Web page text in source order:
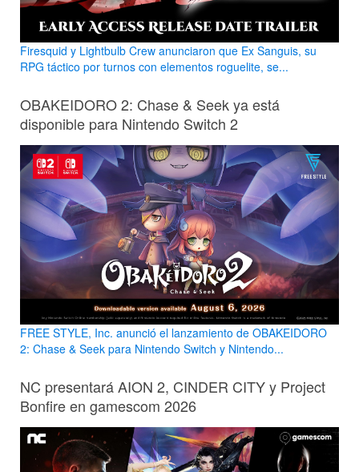
Firesquid y Lightbulb Crew anunciaron que Ex Sanguis, su
RPG táctico por turnos con elementos roguelite, se...
OBAKEIDORO 2: Chase & Seek ya está
disponible para Nintendo Switch 2
FREE STYLE, Inc. anunció el lanzamiento de OBAKEIDORO
2: Chase & Seek para Nintendo Switch y Nintendo...
NC presentará AION 2, CINDER CITY y Project
Bonfire en gamescom 2026